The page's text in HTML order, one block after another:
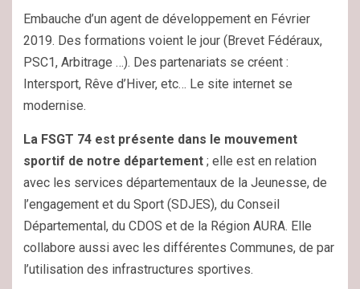
Embauche d’un agent de développement en Février
2019. Des formations voient le jour (Brevet Fédéraux,
PSC1, Arbitrage …). Des partenariats se créent :
Intersport, Rêve d’Hiver, etc… Le site internet se
modernise.
La FSGT 74 est présente dans le mouvement
sportif de notre département ; elle est en relation
avec les services départementaux de la Jeunesse, de
l’engagement et du Sport (SDJES), du Conseil
Départemental, du CDOS et de la Région AURA. Elle
collabore aussi avec les différentes Communes, de par
l’utilisation des infrastructures sportives.